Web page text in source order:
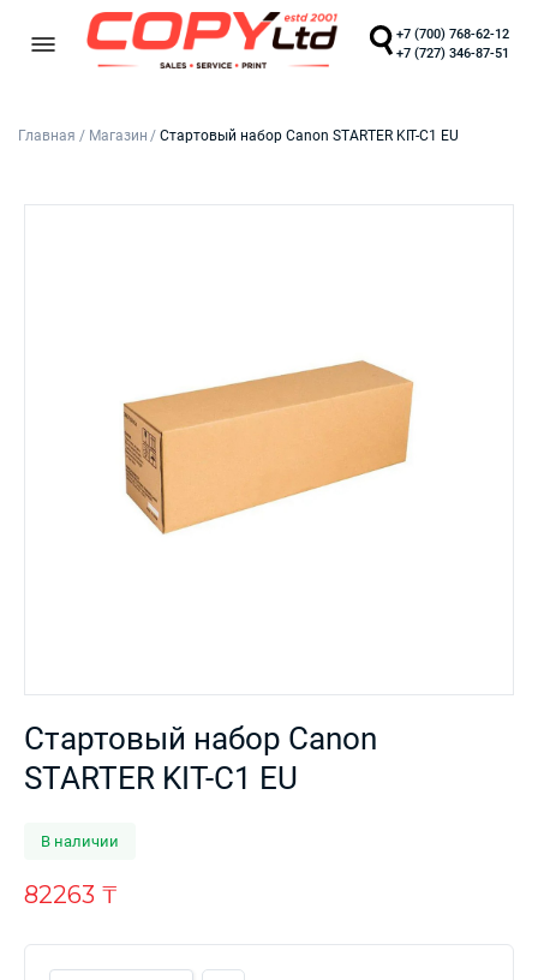
+7 (700) 768-62-12
+7 (727) 346-87-51
Главная / Магазин /Стартовый набор Canon STARTER KIT-C1 EU
Стартовый набор Canon
STARTER KIT-C1 EU
В наличии
82263 ₸